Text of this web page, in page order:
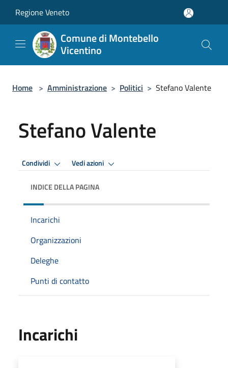
Regione Veneto
Comune di Montebello
Vicentino
Home > Amministrazione > Politici > Stefano Valente
Stefano Valente
Condividi Vedi azioni
INDICE DELLA PAGINA
Incarichi
Organizzazioni
Deleghe
Punti di contatto
Incarichi